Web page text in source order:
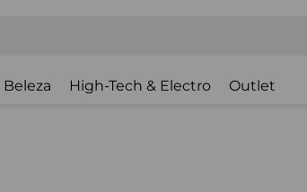
Beleza High-Tech & Electro Outlet